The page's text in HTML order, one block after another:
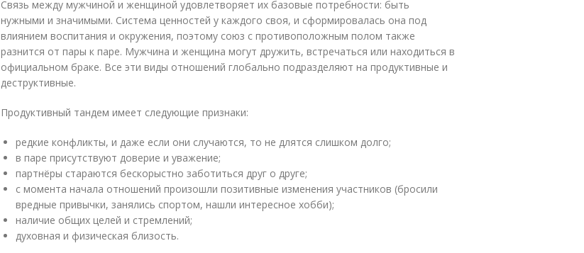
Связь между мужчиной и женщиной удовлетворяет их базовые потребности: быть
нужными и значимыми. Система ценностей у каждого своя, и сформировалась она под
влиянием воспитания и окружения, поэтому союз с противоположным полом также
разнится от пары к паре. Мужчина и женщина могут дружить, встречаться или находиться в
официальном браке. Все эти виды отношений глобально подразделяют на продуктивные и
деструктивные.
Продуктивный тандем имеет следующие признаки:
редкие конфликты, и даже если они случаются, то не длятся слишком долго;
в паре присутствуют доверие и уважение;
партнёры стараются бескорыстно заботиться друг о друге;
с момента начала отношений произошли позитивные изменения участников (бросили
вредные привычки, занялись спортом, нашли интересное хобби);
наличие общих целей и стремлений;
духовная и физическая близость.